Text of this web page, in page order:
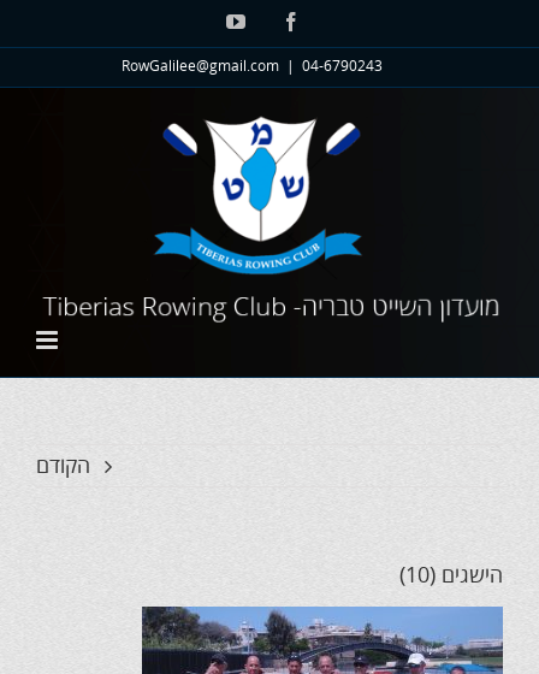
לתוכן
Facebook
YouTube
04-6790243
RowGalilee@gmail.com
הקודם
הישגים (10)